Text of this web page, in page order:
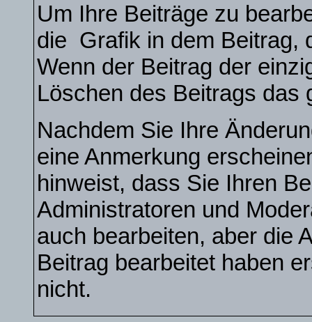
Um Ihre Beiträge zu
die Grafik in dem Beitrag,
Wenn der Beitrag der
Löschen des Beitrags das
Nachdem Sie Ihre
eine Anmerkung
hinweist, dass Sie Ihren
Administratoren und
auch bearbeiten, aber die
Beitrag bearbeitet haben
nicht.